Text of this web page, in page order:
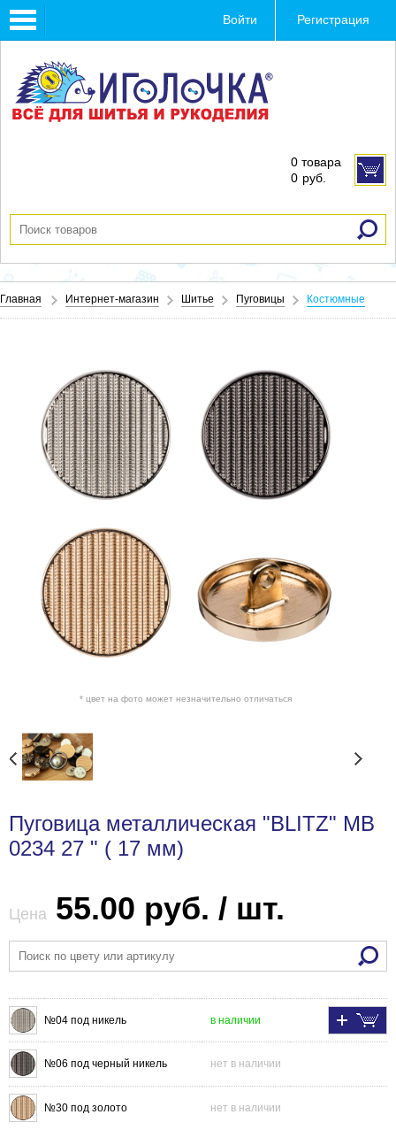
Toggle
navigation
Войти Регистрация
0 товара
0 руб.
Главная Интернет-магазин Шитье Пуговицы Костюмные
* цвет на фото может незначительно отличаться
Пуговица металлическая "BLITZ" MB
0234 27 " ( 17 мм)
Цена 55.00 руб. / шт.
№04 под никель в наличии
№06 под черный никель нет в наличии
№30 под золото нет в наличии